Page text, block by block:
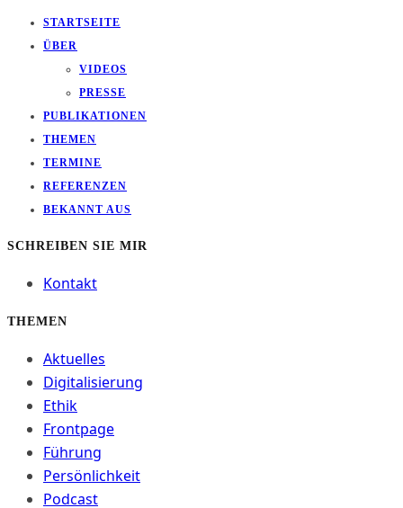
STARTSEITE
ÜBER
VIDEOS
PRESSE
PUBLIKATIONEN
THEMEN
TERMINE
REFERENZEN
BEKANNT AUS
SCHREIBEN SIE MIR
Kontakt
THEMEN
Aktuelles
Digitalisierung
Ethik
Frontpage
Führung
Persönlichkeit
Podcast